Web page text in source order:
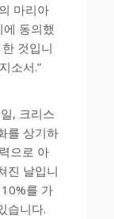
마리아
동의했
것입니
소서.”
, 크리스
를 상기하
으로 아
진 날입니
를 가
습니다.